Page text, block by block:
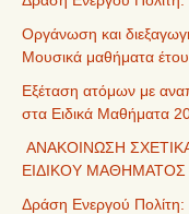
Οργάνωση και
Μουσικά μαθήματα
Εξέταση ατόμων με
στα Ειδικά Μαθήματα
ΑΝΑΚΟΙΝΩΣΗ
ΕΙΔΙΚΟΥ ΜΑΘΗΜΑΤΟΣ
Δράση Ενεργού